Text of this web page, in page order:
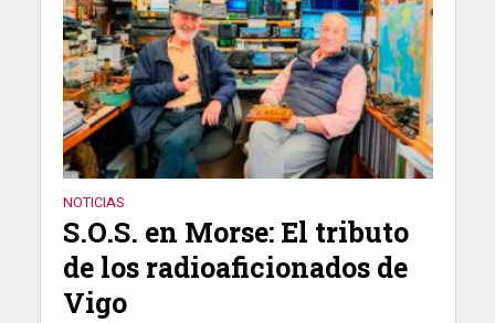
NOTICIAS
S.O.S. en Morse: El tributo
de los radioaficionados de
Vigo